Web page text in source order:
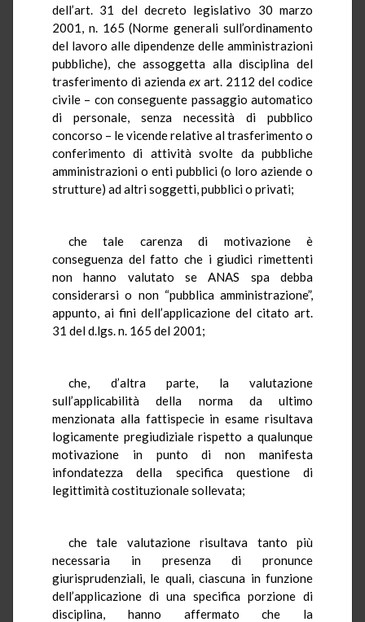
dell’art. 31 del decreto legislativo 30 marzo
2001, n. 165 (Norme generali sull’ordinamento
del lavoro alle dipendenze delle amministrazioni
pubbliche), che assoggetta alla disciplina del
trasferimento di azienda ex art. 2112 del codice
civile – con conseguente passaggio automatico
di personale, senza necessità di pubblico
concorso – le vicende relative al trasferimento o
conferimento di attività svolte da pubbliche
amministrazioni o enti pubblici (o loro aziende o
strutture) ad altri soggetti, pubblici o privati;
che tale carenza di motivazione è
conseguenza del fatto che i giudici rimettenti
non hanno valutato se ANAS spa debba
considerarsi o non “pubblica amministrazione”,
appunto, ai fini dell’applicazione del citato art.
31 del d.lgs. n. 165 del 2001;
che, d’altra parte, la valutazione
sull’applicabilità della norma da ultimo
menzionata alla fattispecie in esame risultava
logicamente pregiudiziale rispetto a qualunque
motivazione in punto di non manifesta
infondatezza della specifica questione di
legittimità costituzionale sollevata;
che tale valutazione risultava tanto più
necessaria in presenza di pronunce
giurisprudenziali, le quali, ciascuna in funzione
dell’applicazione di una specifica porzione di
disciplina, hanno affermato che la